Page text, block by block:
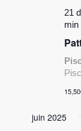
21
min
juin 2025